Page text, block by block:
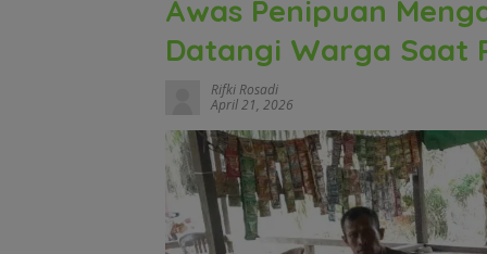
Awas Penipuan
Datangi Warga Saat
Rifki Rosadi
April 21, 2026